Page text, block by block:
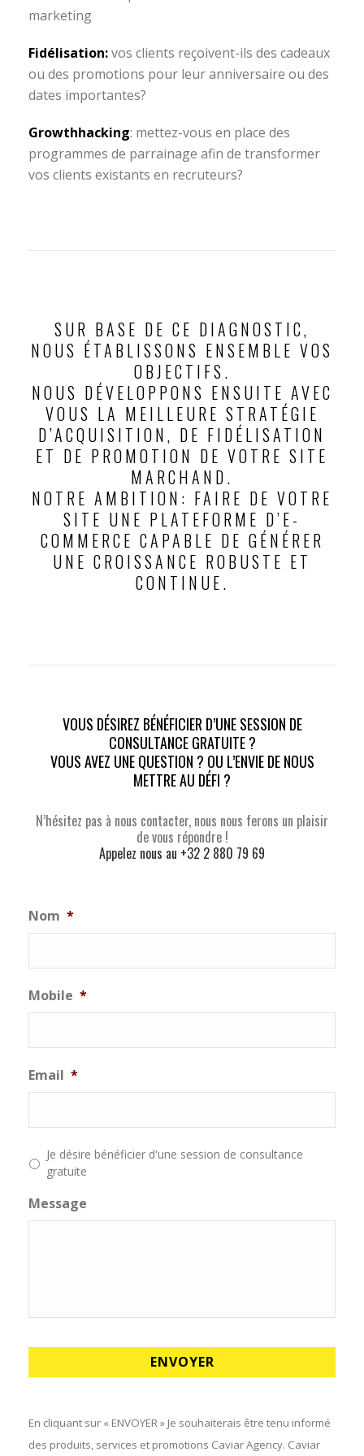
marketing
Fidélisation:vos clients reçoivent-ils des cadeaux
ou des promotions pour leur anniversaire ou des
dates importantes?
Growthhacking: mettez-vous en place des
programmes de parrainage afin de transformer
vos clients existants en recruteurs?
SUR BASE DE CE DIAGNOSTIC,
NOUS ÉTABLISSONS ENSEMBLE VOS
OBJECTIFS.
NOUS DÉVELOPPONS ENSUITE AVEC
VOUS LA MEILLEURE STRATÉGIE
D’ACQUISITION, DE FIDÉLISATION
ET DE PROMOTION DE VOTRE SITE
MARCHAND.
NOTRE AMBITION: FAIRE DE VOTRE
SITE UNE PLATEFORME D’E-
COMMERCE CAPABLE DE GÉNÉRER
UNE CROISSANCE ROBUSTE ET
CONTINUE.
VOUS DÉSIREZ BÉNÉFICIER D’UNE SESSION DE
CONSULTANCE GRATUITE ?
VOUS AVEZ UNE QUESTION ? OU L’ENVIE DE NOUS
METTRE AU DÉFI ?
N’hésitez pas à nous contacter, nous nous ferons un plaisir
de vous répondre !
Appelez nous au +32 2 880 79 69
Nom *
Mobile *
Email *
Je désire bénéficier d'une session de consultance
gratuite
Message
En cliquant sur « ENVOYER » Je souhaiterais être tenu informé
des produits, services et promotions Caviar Agency. Caviar